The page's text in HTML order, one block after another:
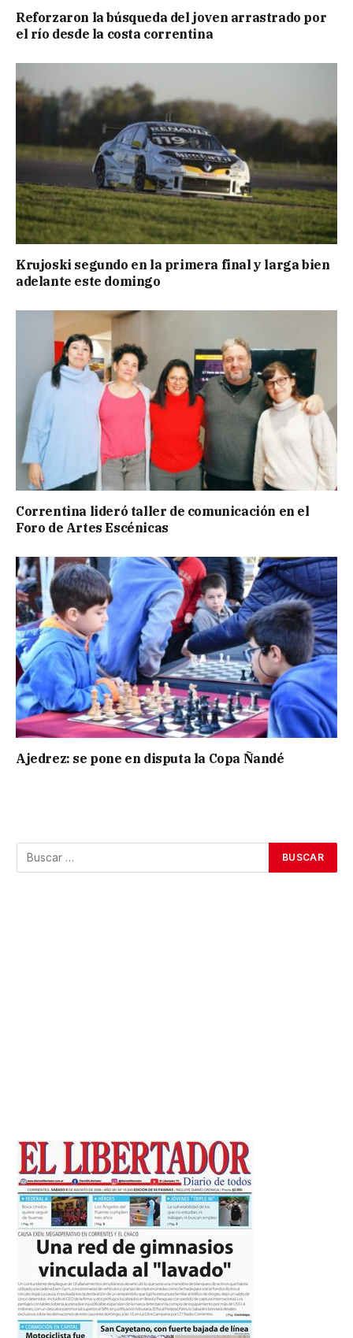
Reforzaron la búsqueda del joven arrastrado por
el río desde la costa correntina
Krujoski segundo en la primera final y larga bien
adelante este domingo
Correntina lideró taller de comunicación en el
Foro de Artes Escénicas
Ajedrez: se pone en disputa la Copa Ñandé